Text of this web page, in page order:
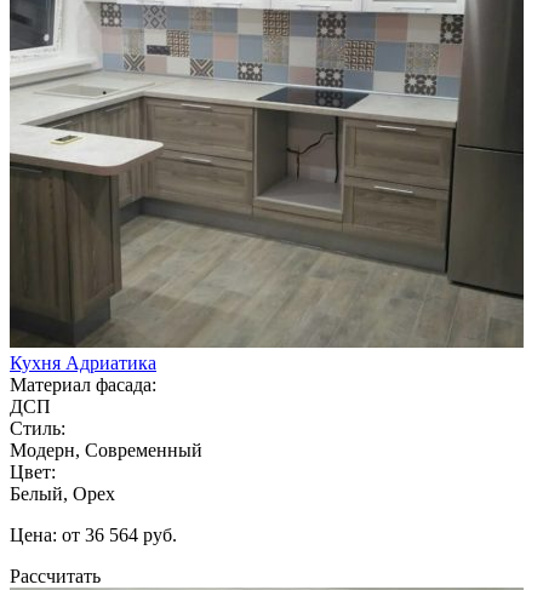
Кухня Адриатика
Материал фасада:
ДСП
Стиль:
Модерн, Современный
Цвет:
Белый, Орех
Цена: от 36 564 руб.
Рассчитать